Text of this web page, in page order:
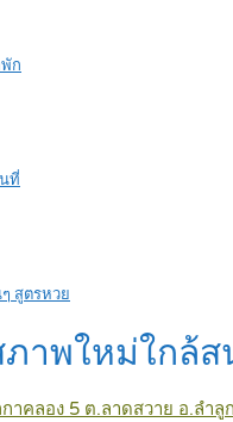
ก
ที่
สูตรหวย
ภาพใหม่ใก
าคลอง 5 ต.ลาดสวาย อ.ลำ